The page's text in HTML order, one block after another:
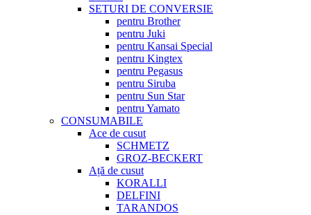
SETURI DE CONVERSIE
pentru Brother
pentru Juki
pentru Kansai Special
pentru Kingtex
pentru Pegasus
pentru Siruba
pentru Sun Star
pentru Yamato
CONSUMABILE
Ace de cusut
SCHMETZ
GROZ-BECKERT
Ață de cusut
KORALLI
DELFINI
TARANDOS